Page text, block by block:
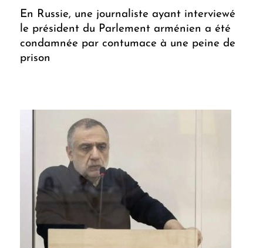
En Russie, une journaliste ayant interviewé
le président du Parlement arménien a été
condamnée par contumace à une peine de
prison